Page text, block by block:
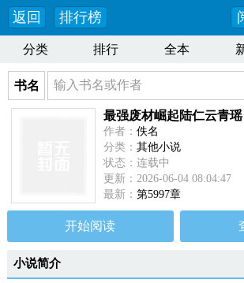
返回 排行榜
分类 排行 全本
书名
最强废材崛起陆仁云青瑶
作者： 佚名
分类： 其他小说
状态：连载中
更新：2026-06-04 08:04:47
最新： 第5997章
开始阅读
小说简介